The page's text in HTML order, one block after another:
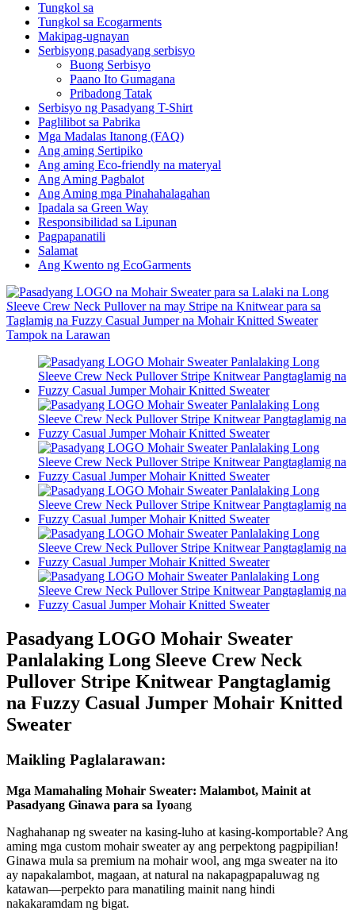
Tungkol sa
Tungkol sa Ecogarments
Makipag-ugnayan
Serbisyong pasadyang serbisyo
Buong Serbisyo
Paano Ito Gumagana
Pribadong Tatak
Serbisyo ng Pasadyang T-Shirt
Paglilibot sa Pabrika
Mga Madalas Itanong (FAQ)
Ang aming Sertipiko
Ang aming Eco-friendly na materyal
Ang Aming Pagbalot
Ang Aming mga Pinahahalagahan
Ipadala sa Green Way
Responsibilidad sa Lipunan
Pagpapanatili
Salamat
Ang Kwento ng EcoGarments
Pasadyang LOGO Mohair Sweater
Panlalaking Long Sleeve Crew Neck
Pullover Stripe Knitwear Pangtaglamig
na Fuzzy Casual Jumper Mohair Knitted
Sweater
Maikling Paglalarawan:
Mga Mamahaling Mohair Sweater: Malambot, Mainit at
Pasadyang Ginawa para sa Iyoang
Naghahanap ng sweater na kasing-luho at kasing-komportable? Ang
aming mga custom mohair sweater ay ang perpektong pagpipilian!
Ginawa mula sa premium na mohair wool, ang mga sweater na ito
ay napakalambot, magaan, at natural na nakapagpapaluwag ng
katawan—perpekto para manatiling mainit nang hindi
nakakaramdam ng bigat.